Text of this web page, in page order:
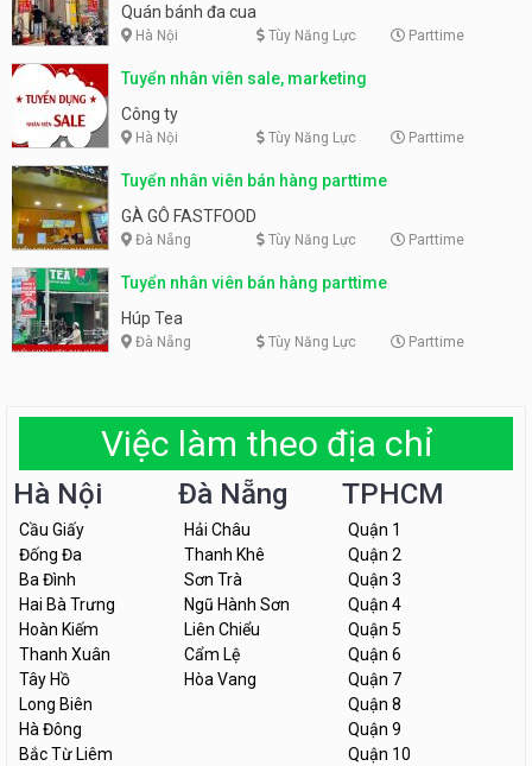
Quán bánh đa cua
Hà Nội Tùy Năng Lực Parttime
Tuyển nhân viên sale, marketing
Công ty
Hà Nội Tùy Năng Lực Parttime
Tuyển nhân viên bán hàng parttime
GÀ GÔ FASTFOOD
Đà Nẵng Tùy Năng Lực Parttime
Tuyển nhân viên bán hàng parttime
Húp Tea
Đà Nẵng Tùy Năng Lực Parttime
Việc làm theo địa chỉ
Hà Nội
Cầu Giấy
Đống Đa
Ba Đình
Hai Bà Trưng
Hoàn Kiếm
Thanh Xuân
Tây Hồ
Long Biên
Hà Đông
Bắc Từ Liêm
Đà Nẵng
Hải Châu
Thanh Khê
Sơn Trà
Ngũ Hành Sơn
Liên Chiểu
Cẩm Lệ
Hòa Vang
TPHCM
Quận 1
Quận 2
Quận 3
Quận 4
Quận 5
Quận 6
Quận 7
Quận 8
Quận 9
Quận 10